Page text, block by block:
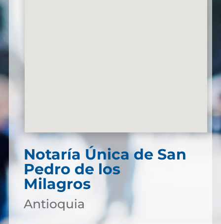
Notaría Única de San
Pedro de los
Milagros
Antioquia